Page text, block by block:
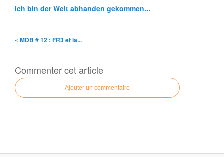
Ich bin der Welt abhanden gekommen...
« MDB # 12 : FR3 et la...
Commenter cet article
Ajouter un commentaire